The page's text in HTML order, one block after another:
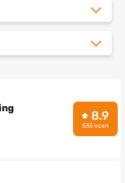
8.9
535 ocen